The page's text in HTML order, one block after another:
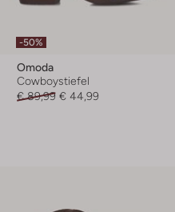
-50%
Omoda
Cowboystiefel
€ 89,99 € 44,99